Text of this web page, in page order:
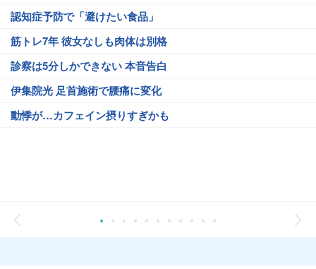
認知症予防で「避けたい食品」
筋トレ7年 彼女なしも肉体は別格
診察は5分しかできない 本音告白
伊集院光 足首施術で腰痛に変化
動悸が…カフェイン摂りすぎかも